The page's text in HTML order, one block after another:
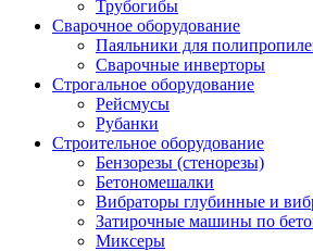
Трубогибы
Сварочное оборудование
Паяльники для
Сварочные инверторы
Строгальное оборудование
Рейсмусы
Рубанки
Строительное оборудование
Бензорезы (стенорезы)
Бетономешалки
Вибраторы глубинные и
Затирочные машины по
Миксеры